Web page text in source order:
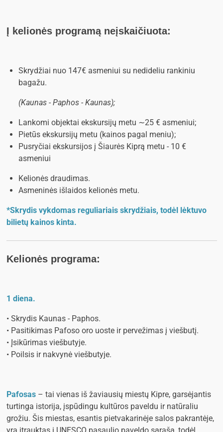
Į kelionės programą neįskaičiuota:
Skrydžiai nuo 147€ asmeniui su nedideliu rankiniu
bagažu.
(Kaunas - Paphos - Kaunas);
Lankomi objektai ekskursijų metu ∼25 € asmeniui;
Pietūs ekskursijų metu (kainos pagal meniu);
Pusryčiai ekskursijos į Šiaurės Kiprą metu - 10 €
asmeniui
Kelionės draudimas.
Asmeninės išlaidos kelionės metu.
*Skrydis vykdomas reguliariais skrydžiais, todėl lėktuvo
bilietų kainos kinta.
Kelionės programa:
1 diena.
• Skrydis Kaunas - Paphos.
• Pasitikimas Pafoso oro uoste ir pervežimas į viešbutį.
• Įsikūrimas viešbutyje.
• Poilsis ir nakvynė viešbutyje.
Pafosas – tai vienas iš žaviausių miestų Kipre, garsėjantis
turtinga istorija, įspūdingu kultūros paveldu ir natūraliu
grožiu. Šis miestas, esantis pietvakarinėje salos pakrantėje,
yra įtrauktas į UNESCO pasaulio paveldo sąrašą, todėl